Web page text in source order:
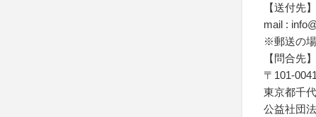
【送付先】
mail :
※郵送の場
【問合先】
〒101-0041
東京都千
公益社団